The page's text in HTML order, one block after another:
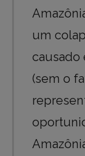
um
causado
(sem o